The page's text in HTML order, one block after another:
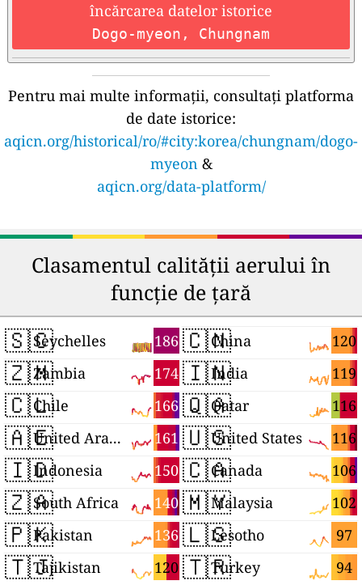
încărcarea datelor istorice
Dogo-myeon, Chungnam
Pentru mai multe informații, consultați platforma
de date istorice:
aqicn.org/historical/ro/#city:korea/chungnam/dogo-
myeon &
aqicn.org/data-platform/
Clasamentul calității aerului în
funcție de țară
🇸🇨 186
Seychelles
🇿🇲 174
Zambia
🇨🇱 166
Chile
🇦🇪 161
United Arab Emirates
🇮🇩 150
Indonesia
🇿🇦 140
South Africa
🇵🇰 136
Pakistan
🇹🇯 120
Tajikistan
🇨🇳 120
China
🇮🇳 119
India
🇶🇦 116
Qatar
🇺🇸 116
United States
🇨🇦 106
Canada
🇲🇾 102
Malaysia
🇱🇸 97
Lesotho
🇹🇷 94
Turkey